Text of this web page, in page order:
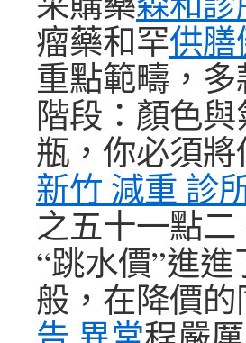
瘤藥和罕供
重點範疇，
階段：顏色
瓶，你必須
新竹 減重 診
之五十一點二
“跳水價”進
般，在降價